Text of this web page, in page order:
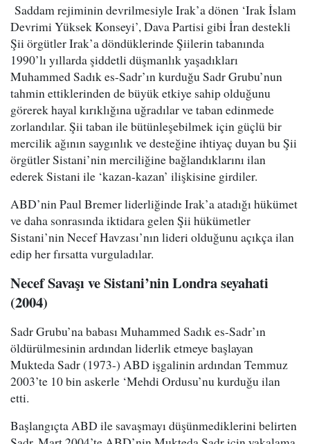
Saddam rejiminin devrilmesiyle Irak’a dönen ‘Irak İslam
Devrimi Yüksek Konseyi’, Dava Partisi gibi İran destekli
Şii örgütler Irak’a döndüklerinde Şiilerin tabanında
1990’lı yıllarda şiddetli düşmanlık yaşadıkları
Muhammed Sadık es-Sadr’ın kurduğu Sadr Grubu’nun
tahmin ettiklerinden de büyük etkiye sahip olduğunu
görerek hayal kırıklığına uğradılar ve taban edinmede
zorlandılar. Şii taban ile bütünleşebilmek için güçlü bir
mercilik ağının saygınlık ve desteğine ihtiyaç duyan bu Şii
örgütler Sistani’nin merciliğine bağlandıklarını ilan
ederek Sistani ile ‘kazan-kazan’ ilişkisine girdiler.
ABD’nin Paul Bremer liderliğinde Irak’a atadığı hükümet
ve daha sonrasında iktidara gelen Şii hükümetler
Sistani’nin Necef Havzası’nın lideri olduğunu açıkça ilan
edip her fırsatta vurguladılar.
Necef Savaşı ve Sistani’nin Londra seyahati
(2004)
Sadr Grubu’na babası Muhammed Sadık es-Sadr’ın
öldürülmesinin ardından liderlik etmeye başlayan
Mukteda Sadr (1973-) ABD işgalinin ardından Temmuz
2003’te 10 bin askerle ‘Mehdi Ordusu’nu kurduğu ilan
etti.
Başlangıçta ABD ile savaşmayı düşünmediklerini belirten